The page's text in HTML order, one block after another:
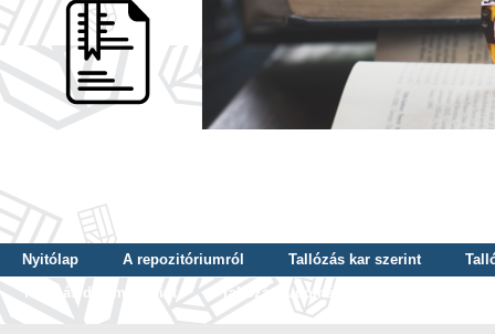
Nyitólap A repozitóriumról Tallózás kar szerint
Tallózás dátum szerint
Tallózás tudományterület szerint